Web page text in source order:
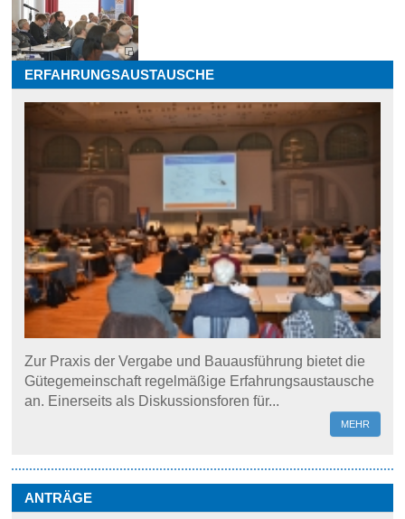
ERFAHRUNGSAUSTAUSCHE
Zur Praxis der Vergabe und Bauausführung bietet die
Gütegemeinschaft regelmäßige Erfahrungsaustausche
an. Einerseits als Diskussionsforen für...
MEHR
ANTRÄGE